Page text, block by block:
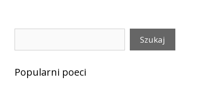
Szukaj
Popularni poeci